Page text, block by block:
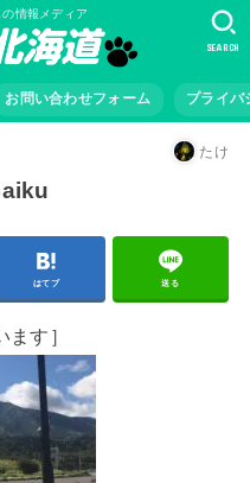
情報メディア
お問い合わせフォーム プライバ
SEARCH
たけ
はてブ 送る
す］